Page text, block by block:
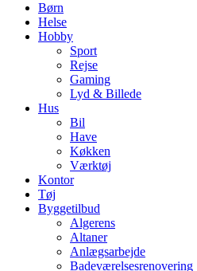
Børn
Helse
Hobby
Sport
Rejse
Gaming
Lyd & Billede
Hus
Bil
Have
Køkken
Værktøj
Kontor
Tøj
Byggetilbud
Algerens
Altaner
Anlægsarbejde
Badeværelsesrenovering